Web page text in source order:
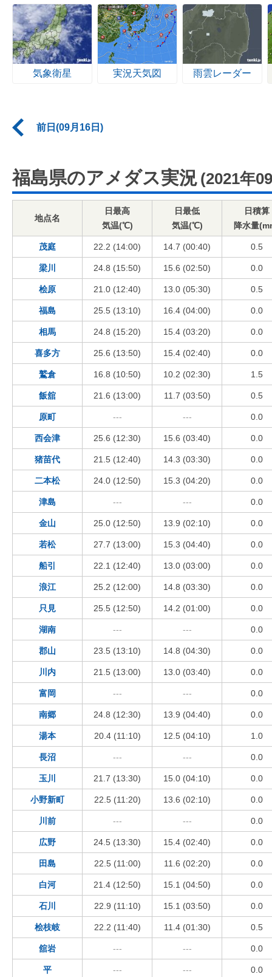
気象衛星 実況天気図 雨雲レーダー
前日(09月16日)
福島県のアメダス実況 (2021年
地点名
日最高
気温(℃)
日最低
気温(℃)
日積算
降水量
茂庭 22.2 (14:00) 14.7 (00:40) 0.5
梁川 24.8 (15:50) 15.6 (02:50) 0.0
桧原 21.0 (12:40) 13.0 (05:30) 0.5
福島 25.5 (13:10) 16.4 (04:00) 0.0
相馬 24.8 (15:20) 15.4 (03:20) 0.0
喜多方 25.6 (13:50) 15.4 (02:40) 0.0
鷲倉 16.8 (10:50) 10.2 (02:30) 1.5
飯舘 21.6 (13:00) 11.7 (03:50) 0.5
原町 --- --- 0.0
西会津 25.6 (12:30) 15.6 (03:40) 0.0
猪苗代 21.5 (12:40) 14.3 (03:30) 0.0
二本松 24.0 (12:50) 15.3 (04:20) 0.0
津島 --- --- 0.0
金山 25.0 (12:50) 13.9 (02:10) 0.0
若松 27.7 (13:00) 15.3 (04:40) 0.0
船引 22.1 (12:40) 13.0 (03:00) 0.0
浪江 25.2 (12:00) 14.8 (03:30) 0.0
只見 25.5 (12:50) 14.2 (01:00) 0.0
湖南 --- --- 0.0
郡山 23.5 (13:10) 14.8 (04:30) 0.0
川内 21.5 (13:00) 13.0 (03:40) 0.0
富岡 --- --- 0.0
南郷 24.8 (12:30) 13.9 (04:40) 0.0
湯本 20.4 (11:10) 12.5 (04:10) 1.0
長沼 --- --- 0.0
玉川 21.7 (13:30) 15.0 (04:10) 0.0
小野新町 22.5 (11:20) 13.6 (02:10) 0.0
川前 --- --- 0.0
広野 24.5 (13:30) 15.4 (02:40) 0.0
田島 22.5 (11:00) 11.6 (02:20) 0.0
白河 21.4 (12:50) 15.1 (04:50) 0.0
石川 22.9 (11:10) 15.1 (03:50) 0.0
桧枝岐 22.2 (11:40) 11.4 (01:30) 0.5
舘岩 --- --- 0.0
平 --- --- 0.0